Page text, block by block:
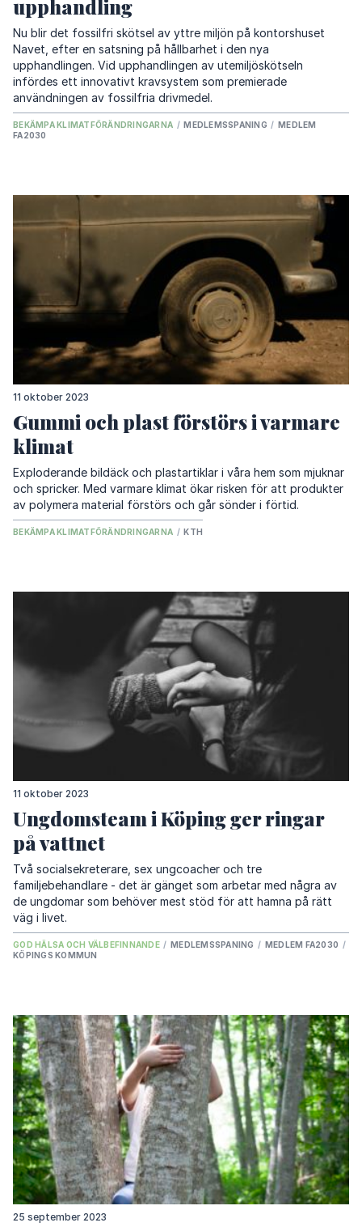
upphandling
Nu blir det fossilfri skötsel av yttre miljön på kontorshuset
Navet, efter en satsning på hållbarhet i den nya
upphandlingen. Vid upphandlingen av utemiljöskötseln
infördes ett innovativt kravsystem som premierade
användningen av fossilfria drivmedel.
BEKÄMPA KLIMATFÖRÄNDRINGARNA / MEDLEMSSPANING / MEDLEM
FA2030
11 oktober 2023
Gummi och plast förstörs i varmare
klimat
Exploderande bildäck och plastartiklar i våra hem som mjuknar
och spricker. Med varmare klimat ökar risken för att produkter
av polymera material förstörs och går sönder i förtid.
BEKÄMPA KLIMATFÖRÄNDRINGARNA / KTH
11 oktober 2023
Ungdomsteam i Köping ger ringar
på vattnet
Två socialsekreterare, sex ungcoacher och tre
familjebehandlare - det är gänget som arbetar med några av
de ungdomar som behöver mest stöd för att hamna på rätt
väg i livet.
GOD HÄLSA OCH VÄLBEFINNANDE / MEDLEMSSPANING / MEDLEM FA2030 /
KÖPINGS KOMMUN
25 september 2023